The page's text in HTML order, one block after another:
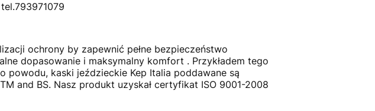
ochrony by zapewnić pełne bezpieczeństwo
dopasowanie i maksymalny komfort . Przykładem tego
powodu, kaski jeździeckie Kep Italia poddawane są
and BS. Nasz produkt uzyskał certyfikat ISO 9001-2008